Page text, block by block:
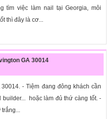
tìm việc làm nail tại Georgia, môi
thì đây là cơ...
GA 30014
- Tiệm đang đông khách cần
hoặc làm đủ thứ càng tốt. -
trắng...